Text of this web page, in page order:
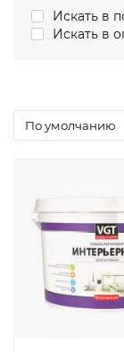
Искать в
Искать в